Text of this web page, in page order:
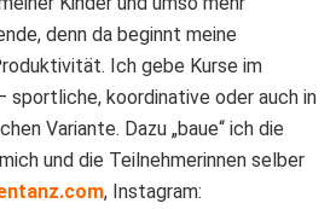
denn da beginnt meine
Ich gebe Kurse im
sportliche, koordinative oder auch in
Variante. Dazu „baue“ ich die
und die Teilnehmerinnen selber
, Instagram: